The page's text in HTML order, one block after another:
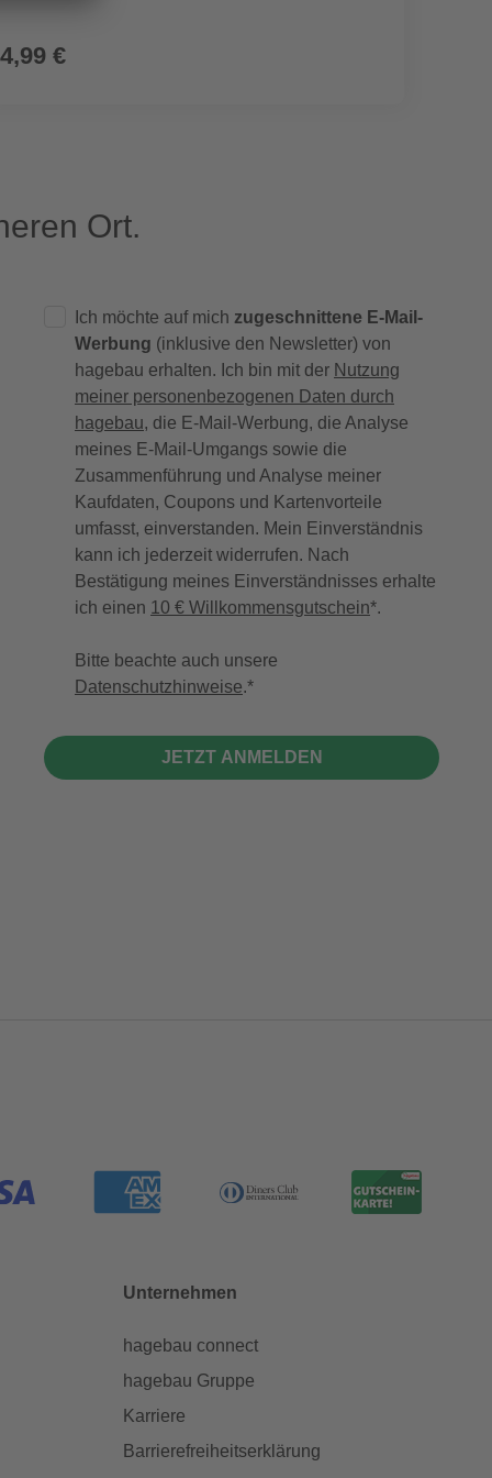
4,99 €
Ort.
Ich möchte auf mich zugeschnittene E-Mail-
Werbung (inklusive den Newsletter) von
hagebau erhalten. Ich bin mit der Nutzung
meiner personenbezogenen Daten durch
hagebau, die E-Mail-Werbung, die Analyse
meines E-Mail-Umgangs sowie die
Zusammenführung und Analyse meiner
Kaufdaten, Coupons und Kartenvorteile
umfasst, einverstanden. Mein Einverständnis
kann ich jederzeit widerrufen. Nach
Bestätigung meines Einverständnisses erhalte
ich einen 10 € Willkommensgutschein*.
Bitte beachte auch unsere
Datenschutzhinweise.
JETZT ANMELDEN
Unternehmen
hagebau connect
hagebau Gruppe
Karriere
Barrierefreiheitserklärung